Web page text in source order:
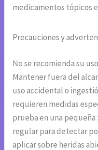
medicamentos tópicos
Precauciones y
No se recomienda su
Mantener fuera del
uso accidental o
requieren medidas
prueba en una pequeña
regular para detectar
aplicar sobre heridas